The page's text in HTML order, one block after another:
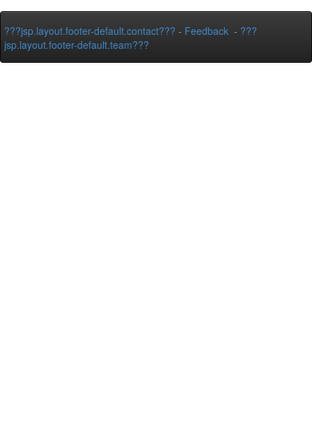
???jsp.layout.footer-default.contact??? - Feedback - ???
jsp.layout.footer-default.team???